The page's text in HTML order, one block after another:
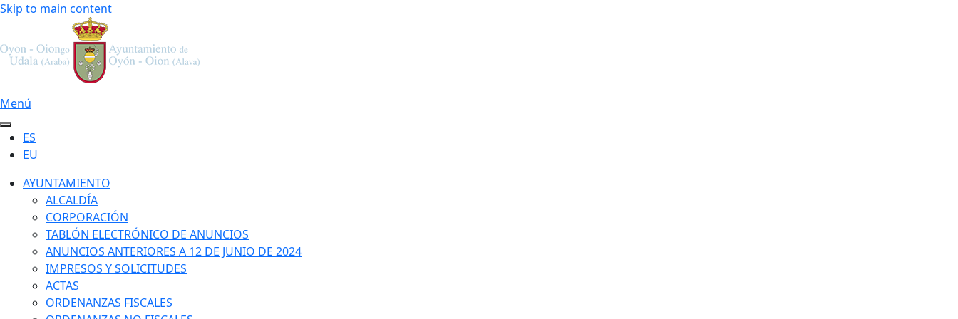
Skip to main content
Menú
ES
EU
AYUNTAMIENTO
ALCALDÍA
CORPORACIÓN
TABLÓN ELECTRÓNICO DE ANUNCIOS
ANUNCIOS ANTERIORES A 12 DE JUNIO DE 2024
IMPRESOS Y SOLICITUDES
ACTAS
ORDENANZAS FISCALES